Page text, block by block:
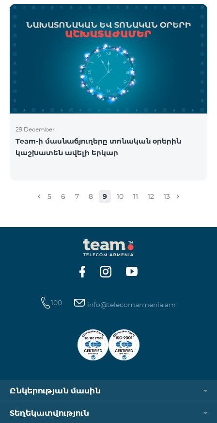
29 December
Team-ի մասնաճյուղերը տոնական օրերին
կաշխատեն ավելի երկար
5 6 7 8 9 10 11 12 13
100 info@telecomarmenia.am
Ընկերության մասին
Տեղեկատվություն